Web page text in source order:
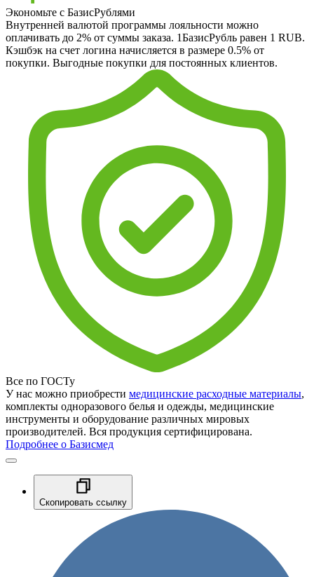
Экономьте с БазисРублями
Внутренней валютой программы лояльности можно
оплачивать до 2% от суммы заказа. 1БазисРубль равен 1 RUB.
Кэшбэк на счет логина начисляется в размере 0.5% от
покупки. Выгодные покупки для постоянных клиентов.
Все по ГОСТу
У нас можно приобрести медицинские расходные материалы,
комплекты одноразового белья и одежды, медицинские
инструменты и оборудование различных мировых
производителей. Вся продукция сертифицирована.
Подробнее о Базисмед
Скопировать ссылку